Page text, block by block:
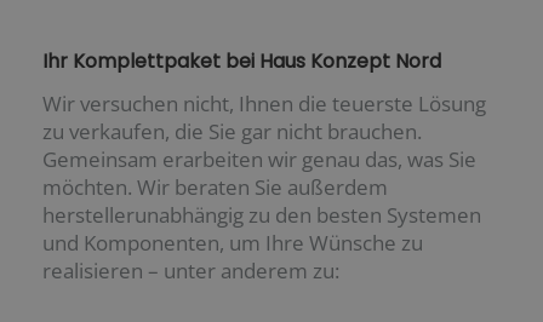
Ihr Komplettpaket bei Haus Konzept Nord
Wir versuchen nicht, Ihnen die teuerste Lösung
zu verkaufen, die Sie gar nicht brauchen.
Gemeinsam erarbeiten wir genau das, was Sie
möchten. Wir beraten Sie außerdem
herstellerunabhängig zu den besten Systemen
und Komponenten, um Ihre Wünsche zu
realisieren – unter anderem zu: